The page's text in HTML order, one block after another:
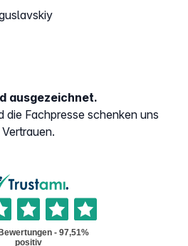
ausgezeichnet.
die Fachpresse schenken uns
Vertrauen.